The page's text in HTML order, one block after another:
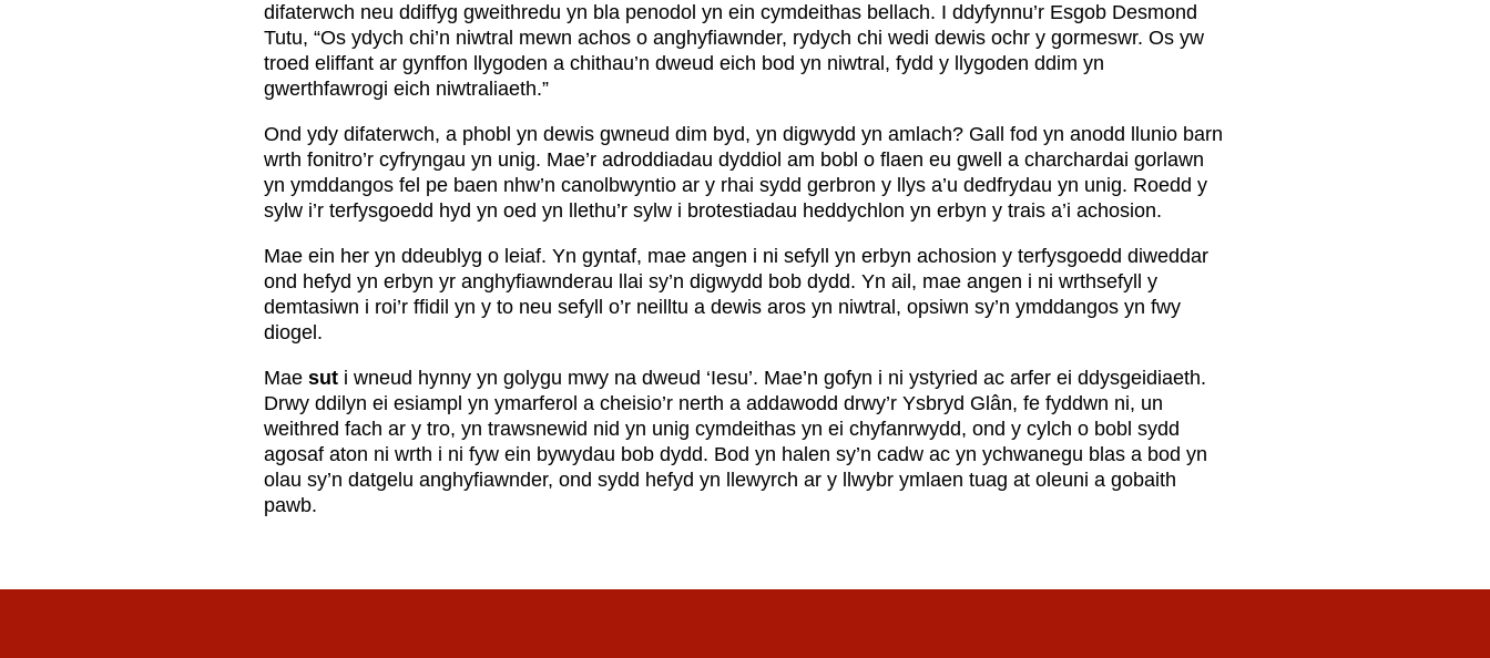
difaterwch neu ddiffyg gweithredu yn bla penodol yn ein cymdeithas bellach. I ddyfynnu’r Esgob Desmond
Tutu, “Os ydych chi’n niwtral mewn achos o anghyfiawnder, rydych chi wedi dewis ochr y gormeswr. Os yw
troed eliffant ar gynffon llygoden a chithau’n dweud eich bod yn niwtral, fydd y llygoden ddim yn
gwerthfawrogi eich niwtraliaeth.”
Ond ydy difaterwch, a phobl yn dewis gwneud dim byd, yn digwydd yn amlach? Gall fod yn anodd llunio barn
wrth fonitro’r cyfryngau yn unig. Mae’r adroddiadau dyddiol am bobl o flaen eu gwell a charchardai gorlawn
yn ymddangos fel pe baen nhw’n canolbwyntio ar y rhai sydd gerbron y llys a’u dedfrydau yn unig. Roedd y
sylw i’r terfysgoedd hyd yn oed yn llethu’r sylw i brotestiadau heddychlon yn erbyn y trais a’i achosion.
Mae ein her yn ddeublyg o leiaf. Yn gyntaf, mae angen i ni sefyll yn erbyn achosion y terfysgoedd diweddar
ond hefyd yn erbyn yr anghyfiawnderau llai sy’n digwydd bob dydd. Yn ail, mae angen i ni wrthsefyll y
demtasiwn i roi’r ffidil yn y to neu sefyll o’r neilltu a dewis aros yn niwtral, opsiwn sy’n ymddangos yn fwy
diogel.
Mae sut i wneud hynny yn golygu mwy na dweud ‘Iesu’. Mae’n gofyn i ni ystyried ac arfer ei ddysgeidiaeth.
Drwy ddilyn ei esiampl yn ymarferol a cheisio’r nerth a addawodd drwy’r Ysbryd Glân, fe fyddwn ni, un
weithred fach ar y tro, yn trawsnewid nid yn unig cymdeithas yn ei chyfanrwydd, ond y cylch o bobl sydd
agosaf aton ni wrth i ni fyw ein bywydau bob dydd. Bod yn halen sy’n cadw ac yn ychwanegu blas a bod yn
olau sy’n datgelu anghyfiawnder, ond sydd hefyd yn llewyrch ar y llwybr ymlaen tuag at oleuni a gobaith
pawb.